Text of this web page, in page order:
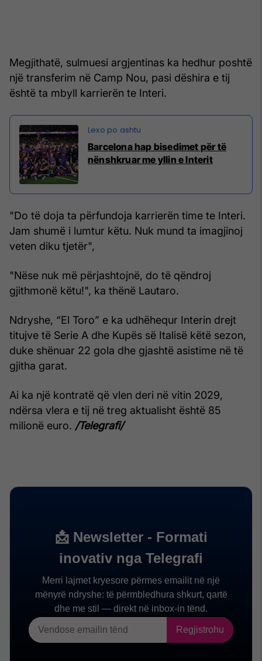
Megjithatë, sulmuesi argjentinas ka hedhur poshtë
një transferim në Camp Nou, pasi dëshira e tij
është ta mbyll karrierën te Interi.
Barcelona hap bisedimet për të
nënshkruar me yllin e Interit
"Do të doja ta përfundoja karrierën time te Interi.
Jam shumë i lumtur këtu. Nuk mund ta imagjinoj
veten diku tjetër",
"Nëse nuk më përjashtojnë, do të qëndroj
gjithmonë këtu!", ka thënë Lautaro.
Ndryshe, “El Toro” e ka udhëhequr Interin drejt
titujve të Serie A dhe Kupës së Italisë këtë sezon,
duke shënuar 22 gola dhe gjashtë asistime në të
gjitha garat.
Ai ka një kontratë që vlen deri në vitin 2029,
ndërsa vlera e tij në treg aktualisht është 85
milionë euro. /Telegrafi/